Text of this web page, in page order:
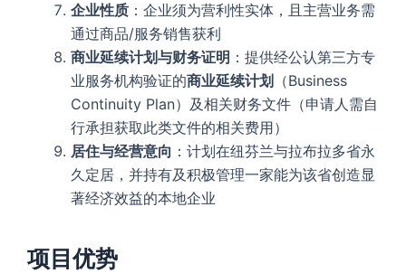
企业性质 ：企业须为营利性实体，且主营业务需
通过商品/服务销售获利
商业延续计划与财务证明 ：提供经公认第三方专
业服务机构验证的商业延续计划
（Business
Continuity Plan）及相关财务文件（申请人需自
行承担获取此类文件的相关费用）
居住与经营意向 ：计划在纽芬兰与拉布拉多省永
久定居，并持有及积极管理一家能为该省创造显
著经济效益的本地企业
项目优势